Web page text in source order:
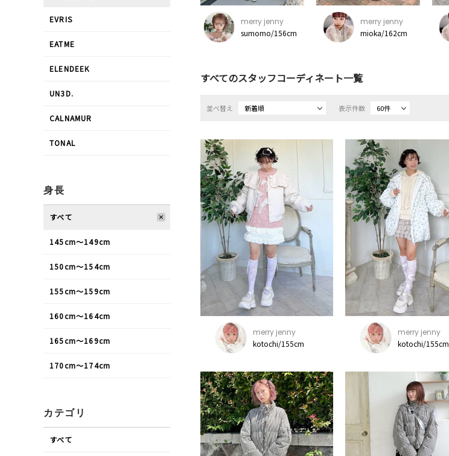
merry jenny
sumomo/156cm
merry jenny
mioka/162cm
すべてのスタッフコーディネート一覧
並べ替え 新着順 表示件数 60件
merry jenny
kotochi/155cm
merry jenny
kotochi/155cm
EVRIS
EATME
ELENDEEK
UN3D.
CALNAMUR
TONAL
身長
すべて
145cm〜149cm
150cm〜154cm
155cm〜159cm
160cm〜164cm
165cm〜169cm
170cm〜174cm
カテゴリ
すべて